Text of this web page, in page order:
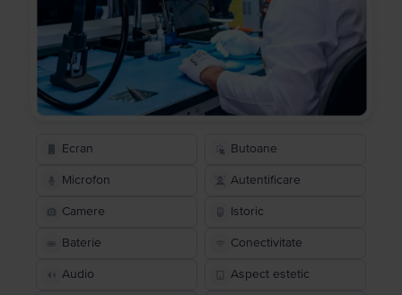
Ecran Butoane
Microfon Autentificare
Camere Istoric
Baterie Conectivitate
Audio Aspect estetic